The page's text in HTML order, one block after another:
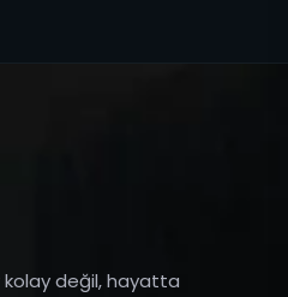
kolay değil, hayatta